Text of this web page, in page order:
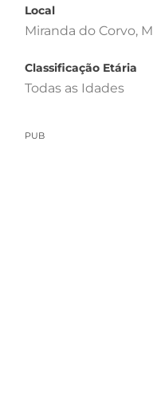
Local
Miranda do Corvo,
Classificação Etária
Todas as Idades
PUB